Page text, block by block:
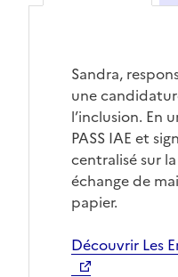
Sandra,
une
l’inclusion. En
PASS IAE et
centralisé sur
échange de
papier.
Découvrir Les
Ouvre une